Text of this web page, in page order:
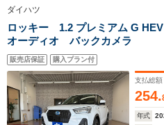
ダイハツ
ロッキー 1.2 プレミアム G
オーディオ バックカメラ
販売店保証 購入プラン付
支払総額
254.
年式